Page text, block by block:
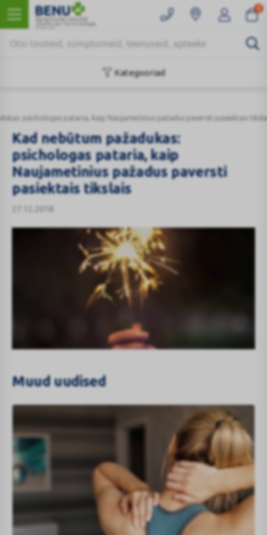
0
psichologas pataria, kaip Naujametinius pažadus paversti pasiektais
Kategooriad
Kad nebūtum pažadukas:
psichologas pataria, kaip
Naujametinius pažadus paversti
pasiektais tikslais
Muud uudised